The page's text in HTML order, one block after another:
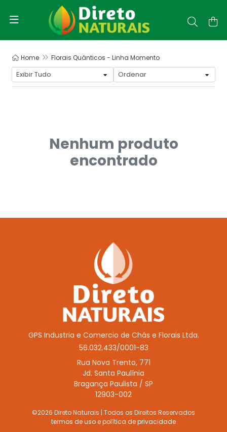
Home Florais Quânticos - Linha Momento
Nenhum produto
encontrado
GPS Industria e Comercio de Chás e Florais Ltda.
56.032.433/0001-83
Rua Nova Trento, 771
Jd. Santa Paulínia
Bragança Paulista / SP
12903-002
©2026 Direto Naturais | Todos os Direitos Reservados
termos de usoepolítica de privacidade